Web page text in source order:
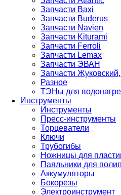
Запчасти Baxi
Запчасти Buderus
Запчасти Navien
Запчасти Kiturami
Запчасти Ferroli
Запчасти Lemax
Запчасти ЭВАН
Запчасти
Разное
ТЭНы для
Инструменты
Инструменты
Пресс-инструменты
Торцеватели
Ключи
Трубогибы
Ножницы для
Паяльники для
Аккумуляторы
Бокорезы
Электроинструмент